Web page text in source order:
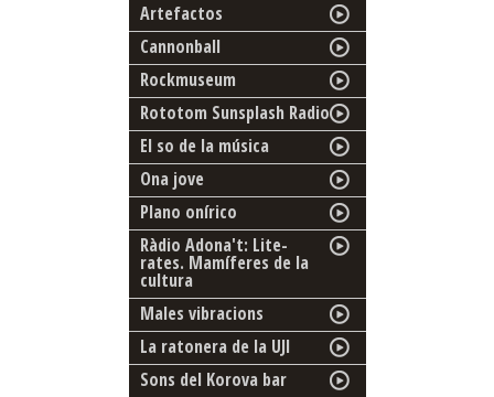
Artefactos
Cannonball
Rockmuseum
Rototom Sunsplash Radio
El so de la música
Ona jove
Plano onírico
Ràdio Adona't: Lite-
rates. Mamíferes de la
cultura
Males vibracions
La ratonera de la UJI
Sons del Korova bar